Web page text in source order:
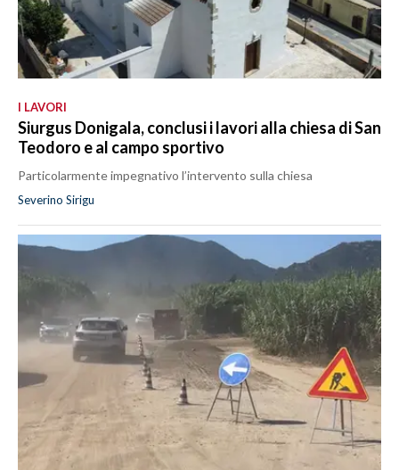
I LAVORI
Siurgus Donigala, conclusi i lavori alla chiesa di San
Teodoro e al campo sportivo
Particolarmente impegnativo l’intervento sulla chiesa
Severino Sirigu